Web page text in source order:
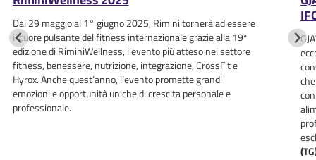
Dal 29 maggio al 1° giugno 2025, Rimini tornerà ad essere
il cuore pulsante del fitness internazionale grazie alla 19ª
edizione di RiminiWellness, l’evento più atteso nel settore
fitness, benessere, nutrizione, integrazione, CrossFit e
Hyrox. Anche quest’anno, l’evento promette grandi
emozioni e opportunità uniche di crescita personale e
professionale.